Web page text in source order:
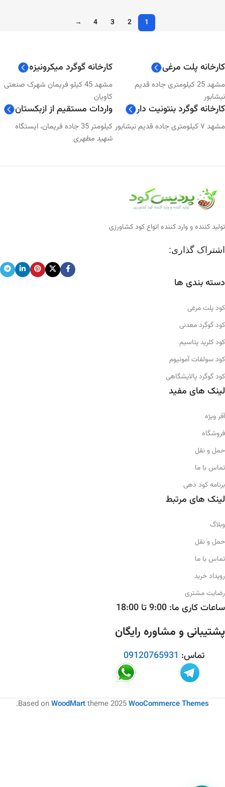
1
2
3
4
→
کارخانه پلت مرغی
مشهد 25 کیلومتری جاده قدیم
نیشابور
کارخانه گوگرد میکرونیزه
مشهد 45 کیلو فریمان شهرک صنعتی
کاویان
کارخانه گوگرد بنتونیت دار
مشهد ۷ کیلومتری جاده قدیم نیشابور
واردات مستقیم از ازبکستان
کیلومتر 35 جاده فریمان، ایستگاه
شهید مطهری
تولید کننده و وارد کننده انواع کود کشاورزی
اشتراک گذاری:
دسته بندی ها
کود پلت مرغی
کود گوگرد معدنی
کود کلرید پتاسیم
کود سولفات آمونیوم
کود گوگرد پالایشگاهی
لینک های مفید
آفر ویژه
فروشگاه
حمل و نقل
تماس با ما
برنامه کود دهی
لینک های مرتبط
وبلاگ
حمل و نقل
تماس با ما
رویداد خرید
رضایت مشتری
ساعات کاری ما: 9:00 تا 18:00
پشتیبانی و مشاوره رایگان
تماس: 09120765931
Based onWoodMarttheme 2025WooCommerce Themes
.